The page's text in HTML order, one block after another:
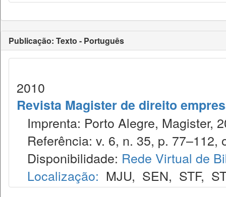
Publicação: Texto - Português
2010
Revista Magister de direito
Imprenta: Porto Alegre, Magister,
Referência: v. 6, n. 35, p. 77–112,
Disponibilidade: Rede Virtual de
Localização: MJU, SEN, STF,